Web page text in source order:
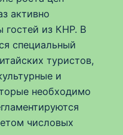
активно
гостей из КНР. В
специальный
туристов,
и
необходимо
числовых